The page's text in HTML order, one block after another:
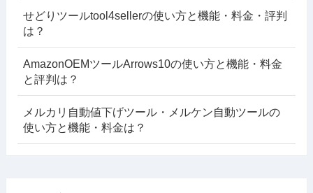
せどりツールtool4sellerの使い方と機能・料金・評判
は？
AmazonOEMツールArrows10の使い方と機能・料金
と評判は？
メルカリ自動値下げツール・メルケン自動ツールの
使い方と機能・料金は？